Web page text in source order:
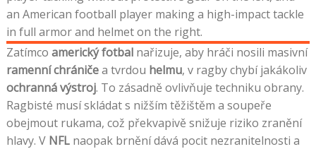
Zatímco americký fotbalnařizuje, aby hráči nosili masivní
ramenní chráničea tvrdou helmu, v ragby chybí jakákoliv
ochranná výstroj. To zásadně ovlivňuje techniku obrany.
Ragbisté musí skládat s nižším těžištěm a soupeře
obejmout rukama, což překvapivě snižuje riziko zranění
hlavy. V NFLnaopak brnění dává pocit nezranitelnosti a